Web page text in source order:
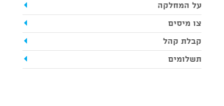
על המחלקה
צו מיסים
קבלת קהל
תשלומים